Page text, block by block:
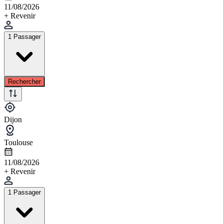
11/08/2026
+ Revenir
1 Passager
Rechercher
Dijon
Toulouse
11/08/2026
+ Revenir
1 Passager